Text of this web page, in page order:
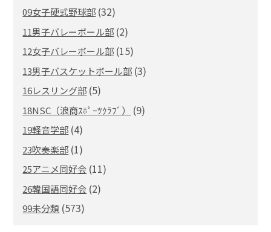
09女子硬式野球部 (32)
11男子バレーボール部 (2)
12女子バレーボール部 (15)
13男子バスケットボール部 (3)
16レスリング部 (5)
18NSC（浪商ｽﾎﾟｰﾂｸﾗﾌﾞ） (9)
19軽音学部 (4)
23吹奏楽部 (1)
25アニメ同好会 (11)
26韓国語同好会 (2)
99未分類 (573)